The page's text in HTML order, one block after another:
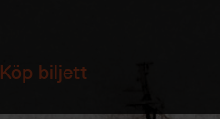
Köp biljett